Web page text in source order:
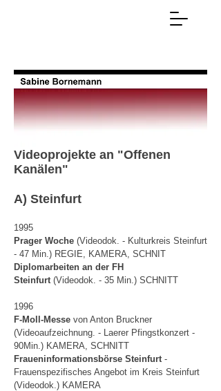
Videoprojekte an "Offenen
Kanälen"
A) Steinfurt
1995
Prager Woche (Videodok. - Kulturkreis Steinfurt
- 47 Min.) REGIE, KAMERA, SCHNIT
Diplomarbeiten an der FH
Steinfurt(Videodok. - 35 Min.) SCHNITT
1996
F-Moll-Messe von Anton Bruckner
(Videoaufzeichnung. - Laerer Pfingstkonzert -
90Min.) KAMERA, SCHNITT
Fraueninformationsbörse Steinfurt-
Frauenspezifisches Angebot im Kreis Steinfurt
(Videodok.) KAMERA